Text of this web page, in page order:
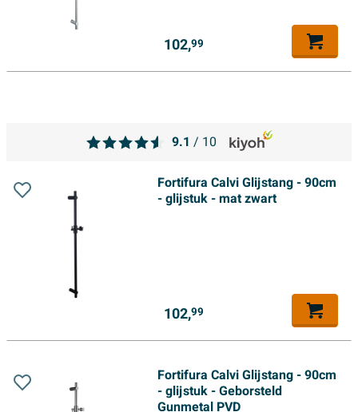
102,99
Fortifura Calvi Glijstang - 90cm
- glijstuk - mat zwart
102,99
Fortifura Calvi Glijstang - 90cm
- glijstuk - Geborsteld
Gunmetal PVD
9.1 / 10